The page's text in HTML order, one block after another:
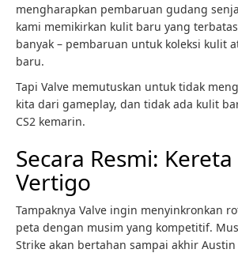
mengharapkan pembaruan gudang
kami memikirkan kulit baru yang
banyak – pembaruan untuk koleksi kulit
baru.
Tapi Valve memutuskan untuk tidak
kita dari gameplay, dan tidak ada kulit
CS2 kemarin.
Secara Resmi:
Vertigo
Tampaknya Valve ingin menyinkronkan
peta dengan musim yang kompetitif.
Strike akan bertahan sampai akhir